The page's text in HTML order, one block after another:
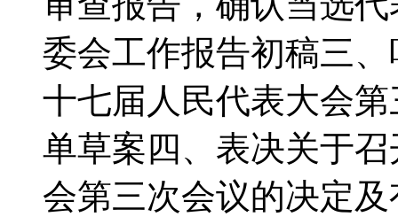
委会工作报告初稿三
十七届人民代表大会
单草案四、表决关于
会第三次会议的决定